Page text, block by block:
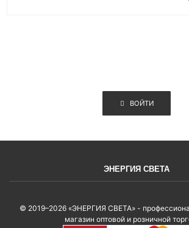
ВОЙТИ
ЭНЕРГИЯ СВЕТА
© 2019–2026 «ЭНЕРГИЯ СВЕТА» -
магазин оптовой и розничной